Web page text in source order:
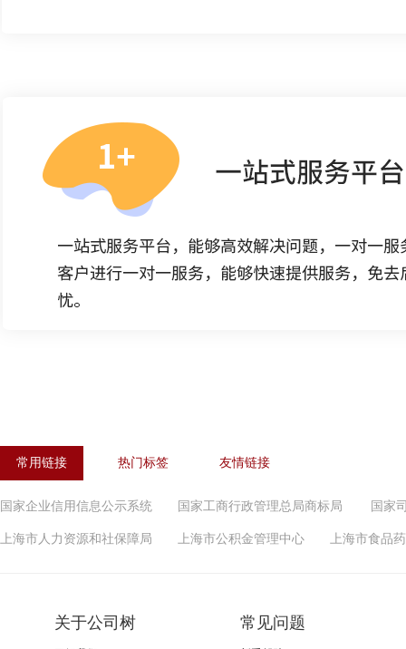
常用链接 热门标签 友情链接
国家企业信用信息公示系统 国家工商行政管理总局商标局 国家
上海市人力资源和社保障局 上海市公积金管理中心 上海市食品
关于公司树 常见问题